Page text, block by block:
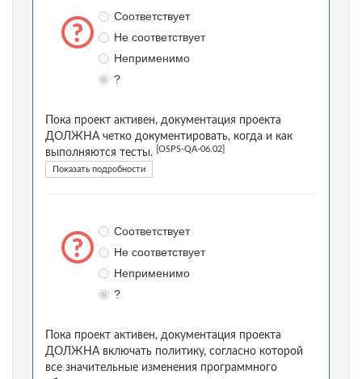
Соответствует
Не соответствует
Неприменимо
?
Пока проект активен, документация проекта
ДОЛЖНА четко документировать, когда и как
выполняются тесты.
[OSPS-QA-06.02]
Показать подробности
Соответствует
Не соответствует
Неприменимо
?
Пока проект активен, документация проекта
ДОЛЖНА включать политику, согласно которой
все значительные изменения программного